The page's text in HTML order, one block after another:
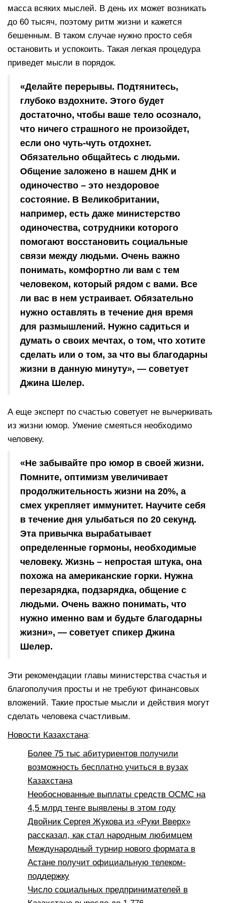
масса всяких мыслей. В день их может возникать
до 60 тысяч, поэтому ритм жизни и кажется
бешенным. В таком случае нужно просто себя
остановить и успокоить. Такая легкая процедура
приведет мысли в порядок.
«Делайте перерывы. Подтянитесь,
глубоко вздохните. Этого будет
достаточно, чтобы ваше тело осознало,
что ничего страшного не произойдет,
если оно чуть-чуть отдохнет.
Обязательно общайтесь с людьми.
Общение заложено в нашем ДНК и
одиночество – это нездоровое
состояние. В Великобритании,
например, есть даже министерство
одиночества, сотрудники которого
помогают восстановить социальные
связи между людьми. Очень важно
понимать, комфортно ли вам с тем
человеком, который рядом с вами. Все
ли вас в нем устраивает. Обязательно
нужно оставлять в течение дня время
для размышлений. Нужно садиться и
думать о своих мечтах, о том, что хотите
сделать или о том, за что вы благодарны
жизни в данную минуту», — советует
Джина Шелер.
А еще эксперт по счастью советует не вычеркивать
из жизни юмор. Умение смеяться необходимо
человеку.
«Не забывайте про юмор в своей жизни.
Помните, оптимизм увеличивает
продолжительность жизни на 20%, а
смех укрепляет иммунитет. Научите себя
в течение дня улыбаться по 20 секунд.
Эта привычка вырабатывает
определенные гормоны, необходимые
человеку. Жизнь – непростая штука, она
похожа на американские горки. Нужна
перезарядка, подзарядка, общение с
людьми. Очень важно понимать, что
нужно именно вам и будьте благодарны
жизни», — советует спикер Джина
Шелер.
Эти рекомендации главы министерства счастья и
благополучия просты и не требуют финансовых
вложений. Такие простые мысли и действия могут
сделать человека счастливым.
Новости Казахстана:
Более 75 тыс абитуриентов получили
возможность бесплатно учиться в вузах
Казахстана
Необоснованные выплаты средств ОСМС на
4,5 млрд тенге выявлены в этом году
Двойник Сергея Жукова из «Руки Вверх»
рассказал, как стал народным любимцем
Международный турнир нового формата в
Астане получит официальную телеком-
поддержку
Число социальных предпринимателей в